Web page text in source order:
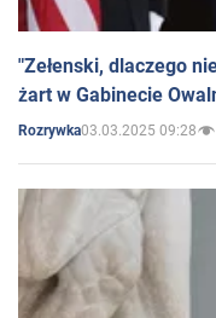
"Zełenski, dlaczego
żart w Gabinecie
Rozrywka03.03.2025 09:28